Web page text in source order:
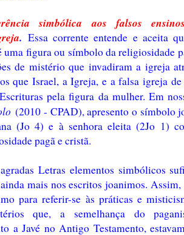
simbólica aos falsos
. Essa corrente entende e aceita
figura ou símbolo da religiosidade
de mistério que invadiram a igreja
que Israel, a Igreja, e a falsa igreja
pela figura da mulher. Em
(2010 - CPAD), apresento o símbolo
(Jo 4) e à senhora eleita (2Jo 1)
pagã e cristã.
Letras elementos simbólicos
mais nos escritos joanimos.
para referir-se às práticas e
que, a semelhança do
a Javé no Antigo Testamento,